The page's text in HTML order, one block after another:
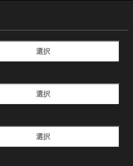
選択
選択
選択